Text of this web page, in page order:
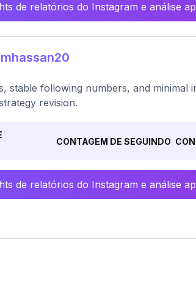
de relatórios do Instagram e análise
stable following numbers, and minimal
revision.
CONTAGEM DE SEGUINDO
de relatórios do Instagram e análise